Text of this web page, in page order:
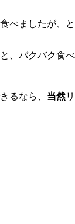
べましたが、
、バクバク食べ
るなら、 当然